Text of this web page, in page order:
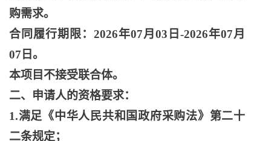
购需求。
合同履行期限： 2026年07月03日-2026年07月
07日。
本项目不接受联合体。
二、申请人的资格要求：
1.满足《中华人民共和国政府采购法》第二十
二条规定；